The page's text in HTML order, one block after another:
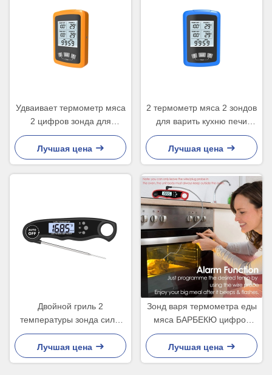
Удваивает термометр мяса
2 цифров зонда для
курильщиков жарит таймер
комплекса предпусковых
операций
Лучшая цена
2 термометр мяса 2 зондов
для варить кухню печи
говядины стейка БАРБЕКЮ
Лучшая цена
Двойной гриль 2
температуры зонда силы
термометра мяса и печи
датчика в 1
Лучшая цена
Зонд варя термометра еды
мяса БАРБЕКЮ цифров
двойной с функцией
тарировки
Лучшая цена